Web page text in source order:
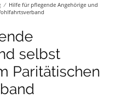
∕ Hilfe für pflegende Angehörige und
selbst
Paritätischen